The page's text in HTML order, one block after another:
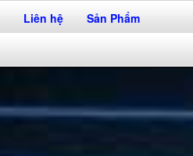
Liên hệ Sản Phẩm